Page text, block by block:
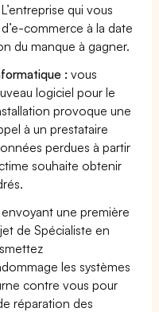
qui vous
commerce à la date
du manque à gagner.
: vous
logiciel pour le
provoque une
à un prestataire
perdues à partir
souhaite obtenir
une première
de Spécialiste en
les systèmes
contre vous pour
réparation des